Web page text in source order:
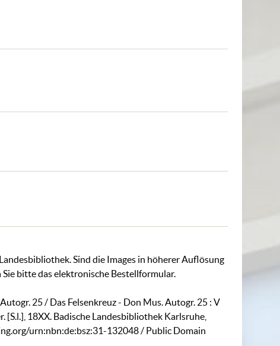
Sind die Images in höherer Auflösung
Sie bitte daselektronische Bestellformular.
25 / Das Felsenkreuz - Don Mus. Autogr. 25 : V
18XX. Badische Landesbibliothek Karlsruhe,
urn:nbn:de:bsz:31-132048/ Public Domain